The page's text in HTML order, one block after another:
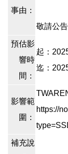
事由：
敬請公
預估影
響時
間：
起：
迄：
影響範
圍：
https://
補充說